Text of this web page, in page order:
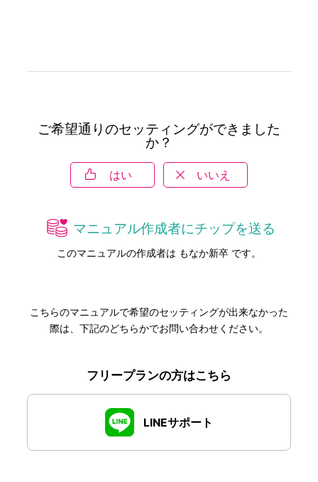
ご希望通りのセッティングができました
か？
はい いいえ
マニュアル作成者にチップを送る
このマニュアルの作成者は もなか新卒 です。
こちらのマニュアルで希望のセッティングが出来なかった
際は、下記のどちらかでお問い合わせください。
フリープランの方はこちら
LINEサポート